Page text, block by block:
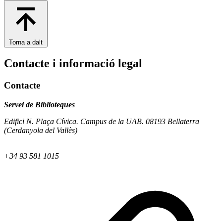
Torna a dalt
Contacte i informació legal
Contacte
Servei de Biblioteques
Edifici N. Plaça Cívica. Campus de la UAB. 08193 Bellaterra
(Cerdanyola del Vallès)
+34 93 581 1015